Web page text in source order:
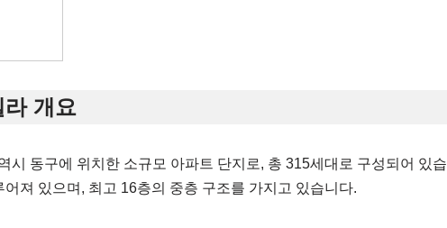
개요
시 동구에 위치한 소규모 아파트 단지로, 총 315세대로 구성되어 있습
져 있으며, 최고 16층의 중층 구조를 가지고 있습니다.